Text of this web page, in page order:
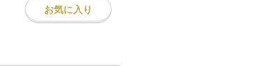
お気に入り